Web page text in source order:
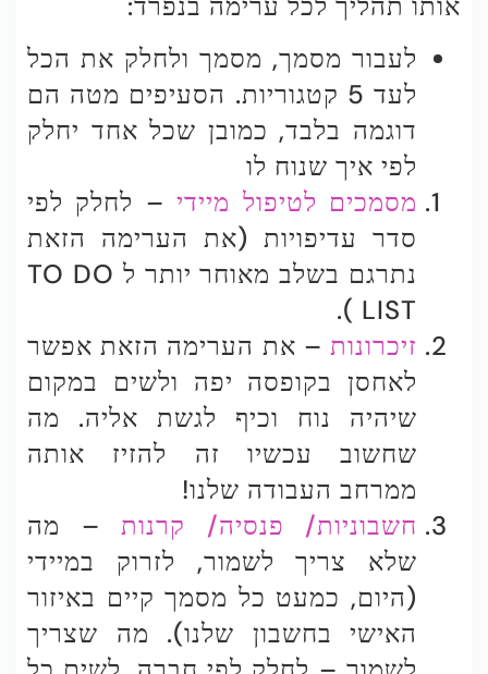
לעבור מסמך, מסמך ולחלק את הכל
לעד 5 קטגוריות. הסעיפים מטה הם
דוגמה בלבד, כמובן שכל אחד יחלק
לפי איך שנוח לו
מסמכים לטיפול מיידי– לחלק לפי
סדר עדיפויות (את הערימה הזאת
נתרגם בשלב מאוחר יותר ל TO DO
LIST ).
זיכרונות – את הערימה הזאת אפשר
לאחסן בקופסה יפה ולשים במקום
שיהיה נוח וכיף לגשת אליה. מה
שחשוב עכשיו זה להזיז אותה
ממרחב העבודה שלנו!
חשבוניות/ פנסיה/ קרנות – מה
שלא צריך לשמור, לזרוק במיידי
(היום, כמעט כל מסמך קיים באיזור
האישי בחשבון שלנו). מה שצריך